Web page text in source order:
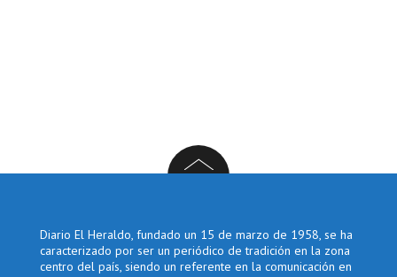
Diario El Heraldo, fundado un 15 de marzo de 1958, se ha
caracterizado por ser un periódico de tradición en la zona
centro del país, siendo un referente en la comunicación en